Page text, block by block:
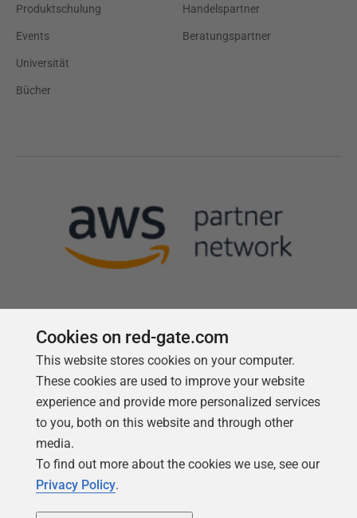
Produktschulung
Events
Universität
Bücher
Handelspartner
Beratungspartner
Follow us
Cookies on red-gate.com
This website stores cookies on your computer.
These cookies are used to improve your website
experience and provide more personalized services
to you, both on this website and through other
media.
To find out more about the cookies we use, see our
Privacy Policy.